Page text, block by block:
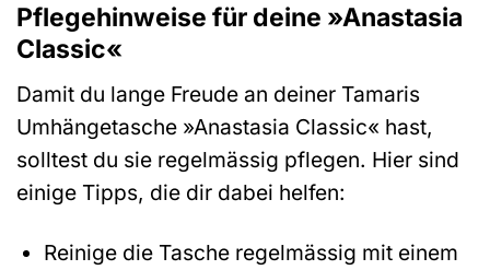
Pflegehinweise für deine »Anastasia
Classic«
Damit du lange Freude an deiner Tamaris
Umhängetasche »Anastasia Classic« hast,
solltest du sie regelmässig pflegen. Hier sind
einige Tipps, die dir dabei helfen:
Reinige die Tasche regelmässig mit einem